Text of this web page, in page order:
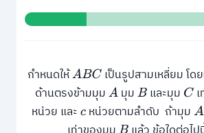
กำหนดให้ABC
เป็นรูปสามเหลี่ยม โ
ด้านตรงข้ามมุมAมุมB และมุม C
หน่วย และcหน่วยตามลำดับ ถ้ามุมA